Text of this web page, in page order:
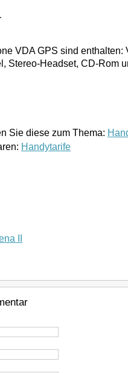
VDA GPS sind enthalten:
Stereo-Headset, CD-Rom
Sie diese zum Thema:
Handytarife
II